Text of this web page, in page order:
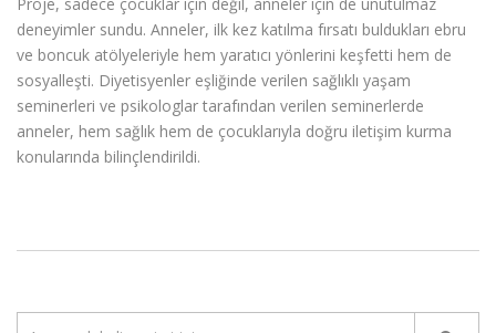
deneyimler sundu. Anneler, ilk kez katılma fırsatı buldukları ebru
ve boncuk atölyeleriyle hem yaratıcı yönlerini keşfetti hem de
sosyalleşti. Diyetisyenler eşliğinde verilen sağlıklı yaşam
seminerleri ve psikologlar tarafından verilen seminerlerde
anneler, hem sağlık hem de çocuklarıyla doğru iletişim kurma
konularında bilinçlendirildi.